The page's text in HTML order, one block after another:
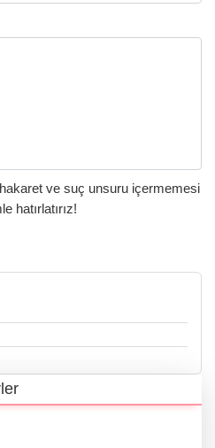
ve suç unsuru içermemesi
hatırlatırız!